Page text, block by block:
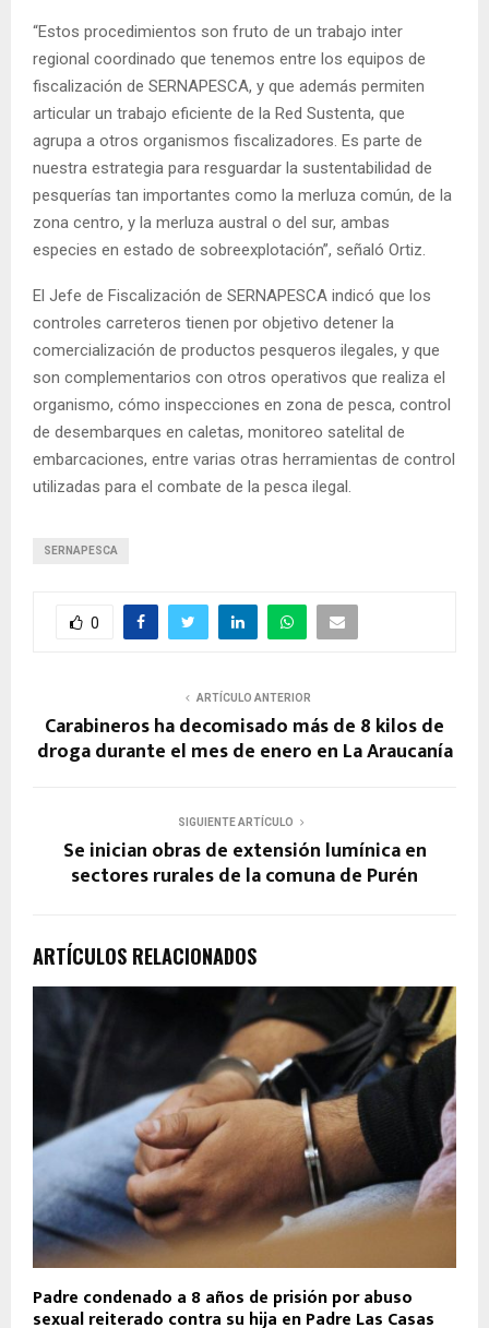
“Estos procedimientos son fruto de un trabajo inter
regional coordinado que tenemos entre los equipos de
fiscalización de SERNAPESCA, y que además permiten
articular un trabajo eficiente de la Red Sustenta, que
agrupa a otros organismos fiscalizadores. Es parte de
nuestra estrategia para resguardar la sustentabilidad de
pesquerías tan importantes como la merluza común, de la
zona centro, y la merluza austral o del sur, ambas
especies en estado de sobreexplotación”, señaló Ortiz.
El Jefe de Fiscalización de SERNAPESCA indicó que los
controles carreteros tienen por objetivo detener la
comercialización de productos pesqueros ilegales, y que
son complementarios con otros operativos que realiza el
organismo, cómo inspecciones en zona de pesca, control
de desembarques en caletas, monitoreo satelital de
embarcaciones, entre varias otras herramientas de control
utilizadas para el combate de la pesca ilegal.
SERNAPESCA
0
ARTÍCULO ANTERIOR
Carabineros ha decomisado más de 8 kilos de
droga durante el mes de enero en La Araucanía
SIGUIENTE ARTÍCULO
Se inician obras de extensión lumínica en
sectores rurales de la comuna de Purén
ARTÍCULOS RELACIONADOS
Padre condenado a 8 años de prisión por abuso
sexual reiterado contra su hija en Padre Las Casas